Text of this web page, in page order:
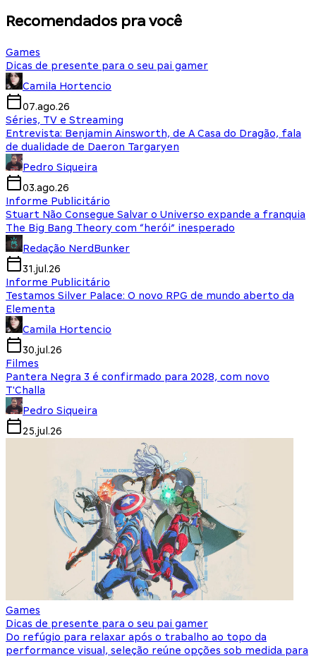
Recomendados pra você
Games
Dicas de presente para o seu pai gamer
Camila Hortencio
07.ago.26
Séries, TV e Streaming
Entrevista: Benjamin Ainsworth, de A Casa do Dragão, fala
de dualidade de Daeron Targaryen
Pedro Siqueira
03.ago.26
Informe Publicitário
Stuart Não Consegue Salvar o Universo expande a franquia
The Big Bang Theory com “herói” inesperado
Redação NerdBunker
31.jul.26
Informe Publicitário
Testamos Silver Palace: O novo RPG de mundo aberto da
Elementa
Camila Hortencio
30.jul.26
Filmes
Pantera Negra 3 é confirmado para 2028, com novo
T'Challa
Pedro Siqueira
25.jul.26
Games
Dicas de presente para o seu pai gamer
Do refúgio para relaxar após o trabalho ao topo da
performance visual, seleção reúne opções sob medida para